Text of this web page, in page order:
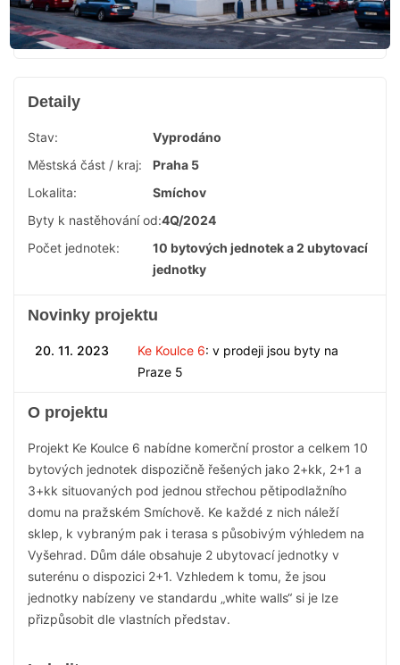
Detaily
Stav:
Vyprodáno
Městská část / kraj:
Praha 5
Lokalita:
Smíchov
Byty k nastěhování od:4Q/2024
Počet jednotek:
10 bytových jednotek a 2 ubytovací
jednotky
Novinky projektu
20. 11. 2023 Ke Koulce 6: v prodeji jsou byty na
Praze 5
O projektu
Projekt Ke Koulce 6 nabídne komerční prostor a celkem 10
bytových jednotek dispozičně řešených jako 2+kk, 2+1 a
3+kk situovaných pod jednou střechou pětipodlažního
domu na pražském Smíchově. Ke každé z nich náleží
sklep, k vybraným pak i terasa s působivým výhledem na
Vyšehrad. Dům dále obsahuje 2 ubytovací jednotky v
suterénu o dispozici 2+1. Vzhledem k tomu, že jsou
jednotky nabízeny ve standardu „white walls“ si je lze
přizpůsobit dle vlastních představ.